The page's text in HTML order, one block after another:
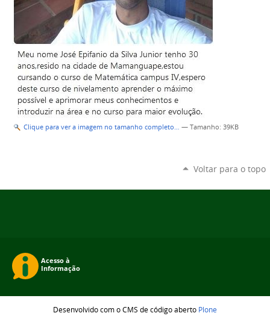
Clique para ver a imagem no tamanho completo… — Tamanho: 39KB
Voltar para o topo
Desenvolvido com o CMS de código aberto Plone